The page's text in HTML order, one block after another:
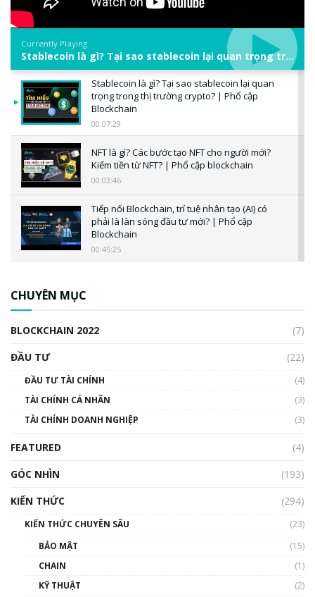
Currently Playing
Stablecoin là gì? Tại sao stablecoin lại quan trọng trong thị trường crypto? | Phổ cập Blockchain
Stablecoin là gì? Tại sao stablecoin lại quan
trọng trong thị trường crypto? | Phổ cập
Blockchain
00:07:29
NFT là gì? Các bước tạo NFT cho người mới?
Kiếm tiền từ NFT? | Phổ cập blockchain
00:03:46
Tiếp nối Blockchain, trí tuệ nhân tạo (AI) có
phải là làn sóng đầu tư mới? | Phổ cập
Blockchain
00:45:25
00:02:14
Nhìn lại năm 2022: Những sự kiện ảnh hưởng
đến hệ sinh thái tiền mã hoá | Phổ cập
CHUYÊN MỤC
BLOCKCHAIN 2022
(7)
ĐẦU TƯ
(22)
ĐẦU TƯ TÀI CHÍNH
(4)
TÀI CHÍNH CÁ NHÂN
(3)
TÀI CHÍNH DOANH NGHIỆP
(3)
FEATURED
(4)
GÓC NHÌN
(193)
KIẾN THỨC
(294)
KIẾN THỨC CHUYÊN SÂU
(23)
BẢO MẬT
(15)
CHAIN
(1)
KỸ THUẬT
(2)